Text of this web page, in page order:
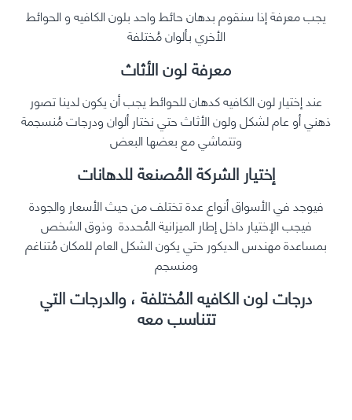
يجب معرفة إذا سنقوم بدهان حائط واحد بلون الكافيه و الحوائط
الأخري بألوان مُختلفة
معرفة لون الأثاث
عند إختيار لون الكافيه كدهان للحوائط يجب أن يكون لدينا تصور
ذهني أو عام لشكل ولون الأثاث حتي نختار ألوان ودرجات مُنسجمة
وتتماشي مع بعضها البعض
إختيار الشركة المُُصنعة للدهانات
فيوجد في الأسواق أنواع عدة تختلف من حيث الأسعار والجودة
فيجب الإختيار داخل إطار الميزانية المُحددة وذوق الشخص
بمساعدة مهندس الديكور حتي يكون الشكل العام للمكان مُتناغم
ومنسجم
درجات لون الكافيه المُختلفة ، والدرجات التي
تتناسب معه